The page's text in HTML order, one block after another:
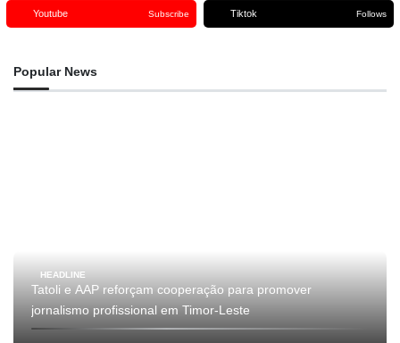
Youtube Subscribe Tiktok Follows
Popular News
HEADLINE
Tatoli e AAP reforçam cooperação para promover
jornalismo profissional em Timor-Leste